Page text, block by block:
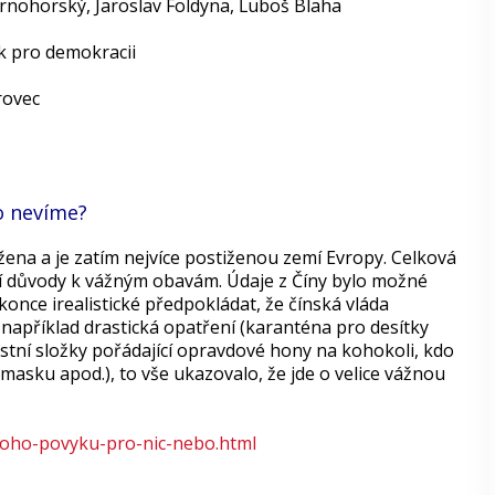
Jaroslav Foldyna, Ĺuboš Blaha
pro demokracii
nevíme?
a je zatím nejvíce postiženou zemí Evropy. Celková
k vážným obavám. Údaje z Číny bylo možné
irealistické předpokládat, že čínská vláda
drastická opatření (karanténa pro desítky
složky pořádající opravdové hony na kohokoli, kdo
apod.), to vše ukazovalo, že jde o velice vážnou
povyku-pro-nic-nebo.html